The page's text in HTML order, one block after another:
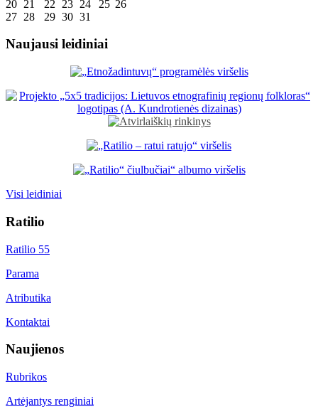
20 21 22 23 24 25 26
27 28 29 30 31
Naujausi leidiniai
Visi leidiniai
Ratilio
Ratilio 55
Parama
Atributika
Kontaktai
Naujienos
Rubrikos
Artėjantys renginiai